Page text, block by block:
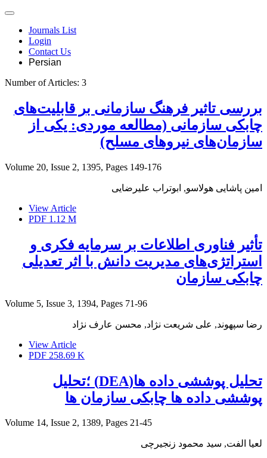
Journals List
Login
Contact Us
Persian
Number of Articles: 3
بررسی تاثیر فرهنگ سازمانی بر قابلیت‌های
چابکی سازمانی (مطالعه موردی: یکی از
سازمان‌های نیروهای مسلح)
Volume 20, Issue 2, 1395, Pages 149-176
امین پاشایی هولاسو, ابوتراب علیرضایی
View Article
PDF 1.12 M
تأثیر فناوری اطلاعات بر سرمایه فکری و
استراتژی‌های مدیریت دانش با اثر تعدیلی
چابکی سازمان
Volume 5, Issue 3, 1394, Pages 71-96
رضا سپهوند, علی شریعت نژاد, محسن عارف نژاد
View Article
PDF 258.69 K
تحلیل پوششی داده ها(DEA) ؛تحلیل
پوششی داده ها چابکی سازمان ها
Volume 14, Issue 2, 1389, Pages 21-45
لعیا الفت, سید محمود زنجیرچی